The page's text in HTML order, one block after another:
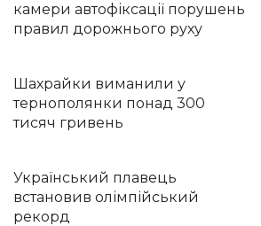
камери автофіксації порушень
правил дорожнього руху
Шахрайки виманили у
тернополянки понад 300
тисяч гривень
Український плавець
встановив олімпійський
рекорд